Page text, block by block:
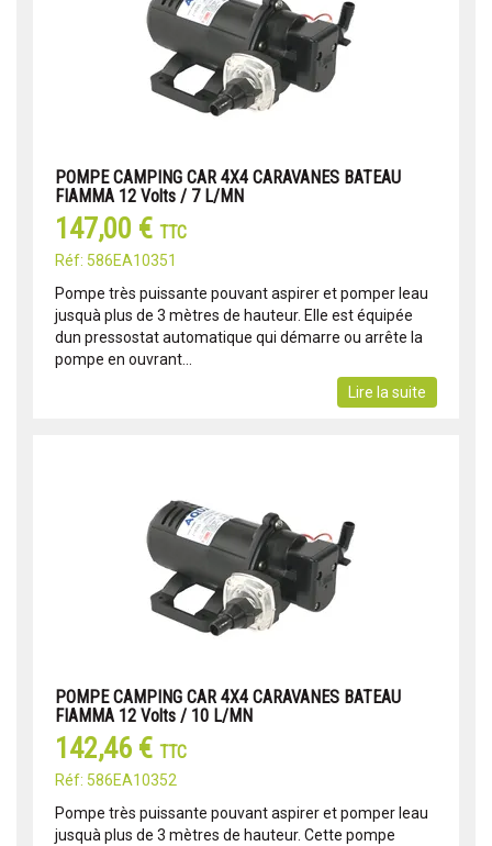
POMPE CAMPING CAR 4X4 CARAVANES BATEAU
FIAMMA 12 Volts / 7 L/MN
147,00 € TTC
Réf: 586EA10351
Pompe très puissante pouvant aspirer et pomper leau
jusquà plus de 3 mètres de hauteur. Elle est équipée
dun pressostat automatique qui démarre ou arrête la
pompe en ouvrant...
Lire la suite
POMPE CAMPING CAR 4X4 CARAVANES BATEAU
FIAMMA 12 Volts / 10 L/MN
142,46 € TTC
Réf: 586EA10352
Pompe très puissante pouvant aspirer et pomper leau
jusquà plus de 3 mètres de hauteur. Cette pompe